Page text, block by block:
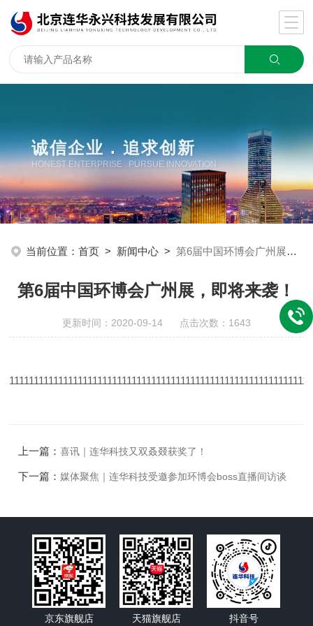
诚信企业 . 追求创新
HONEST ENTERPRISE . PURSUE INNOVATION
当前位置：首页 > 新闻中心 >第6届中国环博会广州展，即将来袭！
第6届中国环博会广州展，即将来袭！
更新时间：2020-09-14 点击次数：1643
上一篇：喜讯｜连华科技又双叒叕获奖了！
下一篇：媒体聚焦｜连华科技受邀参加环博会boss直播间访谈
京东旗舰店 天猫旗舰店 抖音号